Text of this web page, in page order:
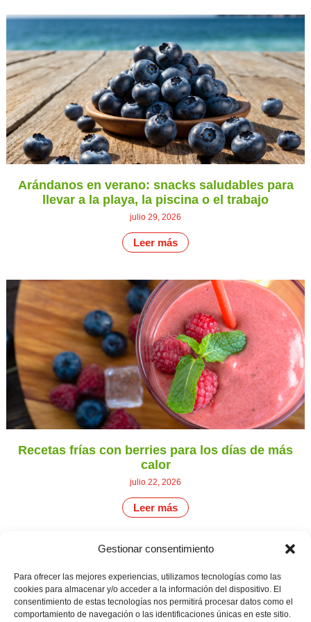
Gestionar consentimiento
Para ofrecer las mejores experiencias, utilizamos tecnologías como las
cookies para almacenar y/o acceder a la información del dispositivo. El
consentimiento de estas tecnologías nos permitirá procesar datos como el
comportamiento de navegación o las identificaciones únicas en este sitio.
Arándanos en verano: snacks saludables para
llevar a la playa, la piscina o el trabajo
julio 29, 2026
Leer más
Recetas frías con berries para los días de más
calor
julio 22, 2026
Leer más
Productores
de
fresas,
frambuesas,
Camino de
Montemayor s/n
21800 Moguer.
Huelva ESPAÑA.
Aviso legal
Política de
privacidad